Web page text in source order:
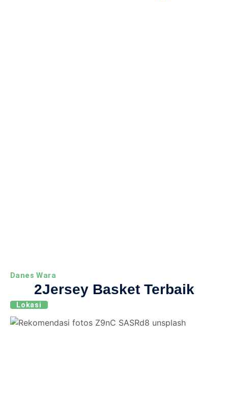
Danes Wara
2Jersey Basket Terbaik
Lokasi